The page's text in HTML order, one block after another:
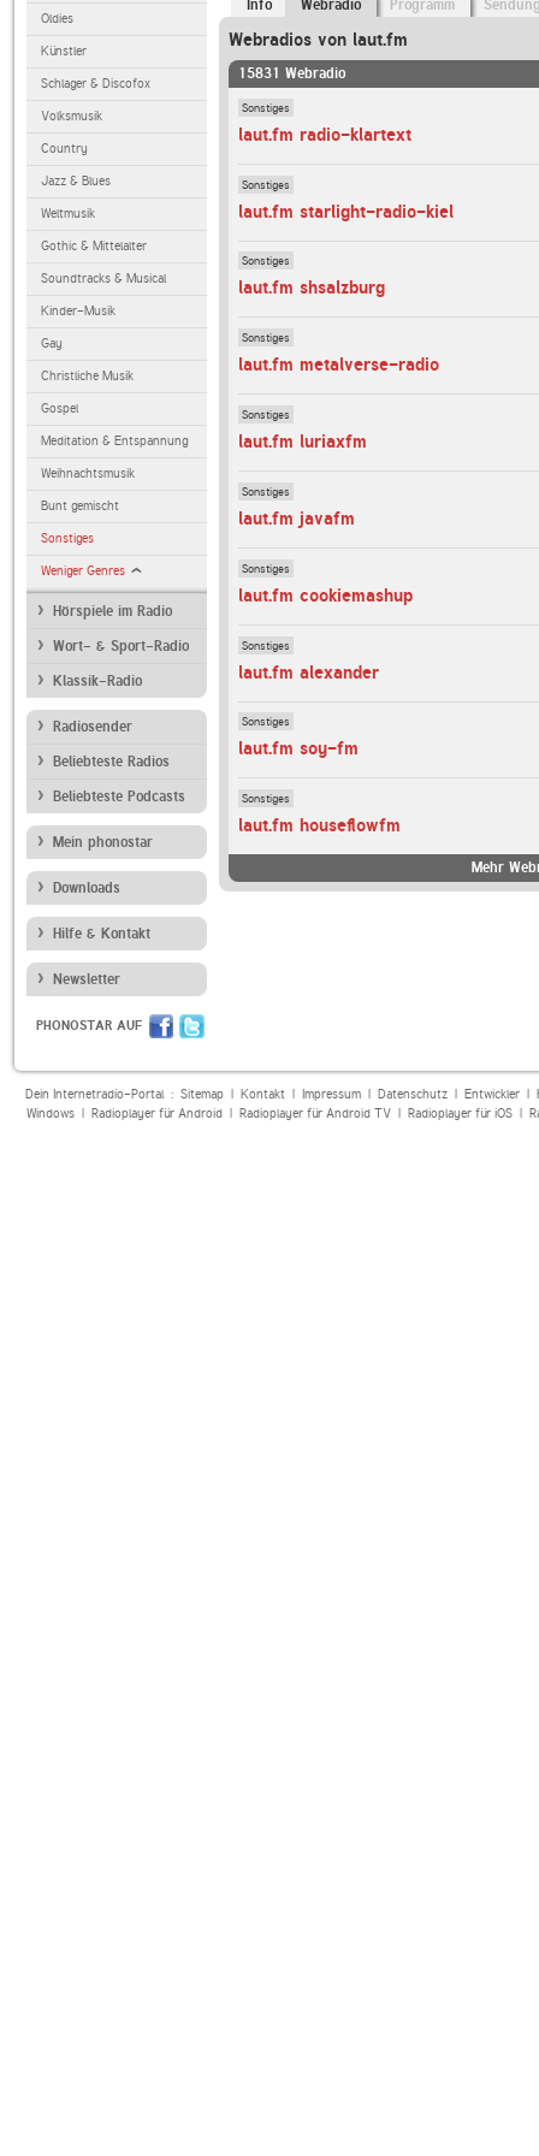
Oldies
Künstler
Schlager & Discofox
Volksmusik
Country
Jazz & Blues
Weltmusik
Gothic & Mittelalter
Soundtracks & Musical
Kinder-Musik
Gay
Christliche Musik
Gospel
Meditation & Entspannung
Weihnachtsmusik
Bunt gemischt
Sonstiges
Weniger Genres
Hörspiele im Radio
Wort- & Sport-Radio
Klassik-Radio
Radiosender
Beliebteste Radios
Beliebteste Podcasts
Mein phonostar
Downloads
Hilfe & Kontakt
Newsletter
PHONOSTAR AUF
Info Webradio Programm
Webradios von laut.fm
15831 Webradio
Sonstiges
laut.fm radio-klartext
Sonstiges
laut.fm starlight-radio-kiel
Sonstiges
laut.fm shsalzburg
Sonstiges
laut.fm metalverse-radio
Sonstiges
laut.fm luriaxfm
Sonstiges
laut.fm javafm
Sonstiges
laut.fm cookiemashup
Sonstiges
laut.fm alexander
Sonstiges
laut.fm soy-fm
Sonstiges
laut.fm houseflowfm
Mehr
Dein Internetradio-Portal : Sitemap| Kontakt| Impressum| Datenschutz| Entwickler|
Windows| Radioplayer für Android| Radioplayer für Android TV| Radioplayer für iOS|